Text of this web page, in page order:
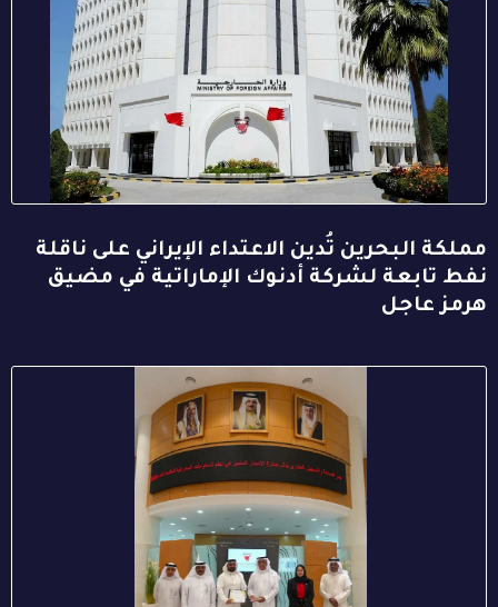
مملكة البحرين تُدين الاعتداء الإيراني على ناقلة
نفط تابعة لشركة أدنوك الإماراتية في مضيق
هرمز عاجل